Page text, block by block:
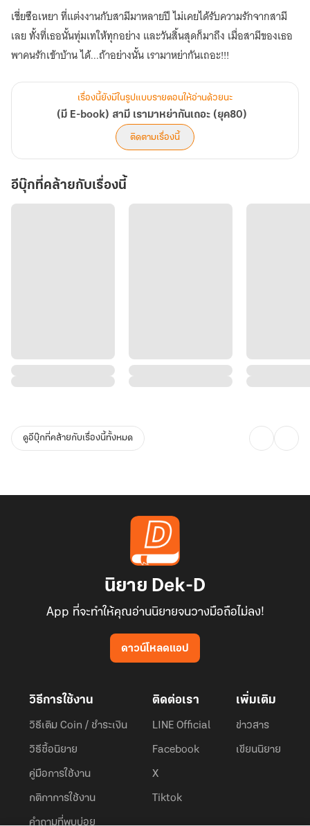
มา
หย่า
กัน
เถอะ
เชี่ยซือเหยา ที่แต่งงานกับสามีมาหลายปี ไม่เคยได้รับความรักจากสามี
เลย ทั้งที่เธอนั้นทุ่มเทให้ทุกอย่าง และวันสิ้นสุดก็มาถึง เมื่อสามีของเธอ
พาคนรักเข้าบ้าน ได้...ถ้าอย่างนั้น เรามาหย่ากันเถอะ!!!
เรื่องนี้ยังมีในรูปแบบรายตอนให้อ่านด้วยนะ
(มี E-book) สามี เรามาหย่ากันเถอะ (ยุค80)
ติดตามเรื่องนี้
อีบุ๊กที่คล้ายกับเรื่องนี้
ดูอีบุ๊กที่คล้ายกับเรื่องนี้ทั้งหมด
นิยาย Dek-D
App ที่จะทำให้คุณอ่านนิยายจนวางมือถือไม่ลง!
ดาวน์โหลดแอป
วิธีการใช้งาน
วิธีเติม Coin / ชำระเงิน
วิธีซื้อนิยาย
คู่มือการใช้งาน
กติกาการใช้งาน
คำถามที่พบบ่อย
ติดต่อเรา
LINE Official
Facebook
X
Tiktok
เพิ่มเติม
ข่าวสาร
เขียนนิยาย